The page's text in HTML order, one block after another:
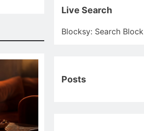
Live Search
Blocksy: Search Block
Posts